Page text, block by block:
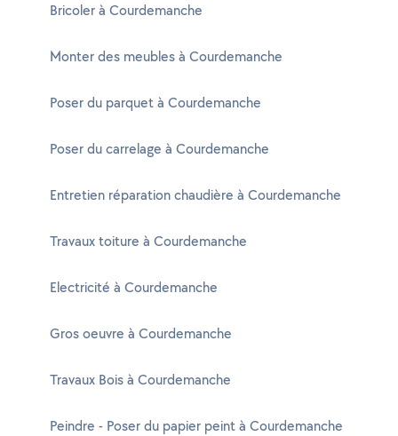
Bricoler à Courdemanche
Monter des meubles à Courdemanche
Poser du parquet à Courdemanche
Poser du carrelage à Courdemanche
Entretien réparation chaudière à Courdemanche
Travaux toiture à Courdemanche
Electricité à Courdemanche
Gros oeuvre à Courdemanche
Travaux Bois à Courdemanche
Peindre - Poser du papier peint à Courdemanche